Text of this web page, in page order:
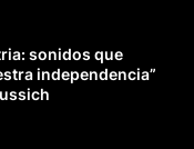
sonidos que
independencia”